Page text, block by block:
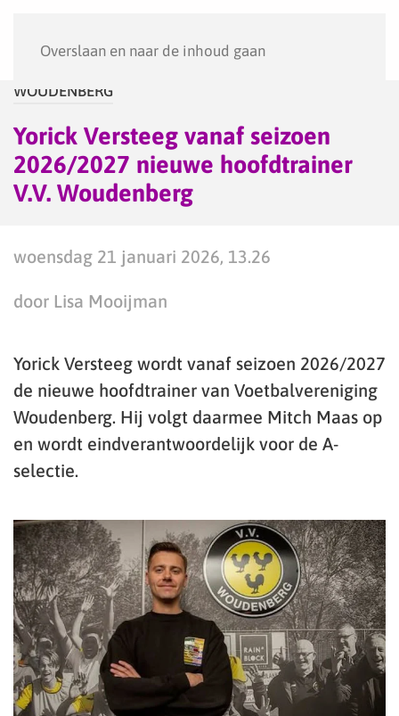
Overslaan en naar de inhoud gaan
WOUDENBERG
Yorick Versteeg vanaf seizoen
2026/2027 nieuwe hoofdtrainer
V.V. Woudenberg
woensdag 21 januari 2026, 13.26
door Lisa Mooijman
Yorick Versteeg wordt vanaf seizoen 2026/2027
de nieuwe hoofdtrainer van Voetbalvereniging
Woudenberg. Hij volgt daarmee Mitch Maas op
en wordt eindverantwoordelijk voor de A-
selectie.